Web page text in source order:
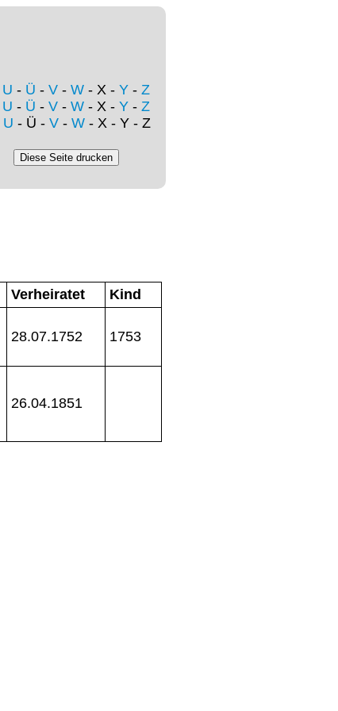
U - Ü - V - W - X - Y - Z
U - Ü - V - W - X - Y - Z
U - Ü - V- W- X - Y - Z
Verheiratet
Kind
28.07.1752 1753
26.04.1851